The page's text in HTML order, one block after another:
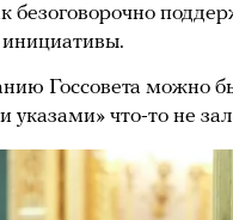
безоговорочно
Госсовета можно
указами» что-то не